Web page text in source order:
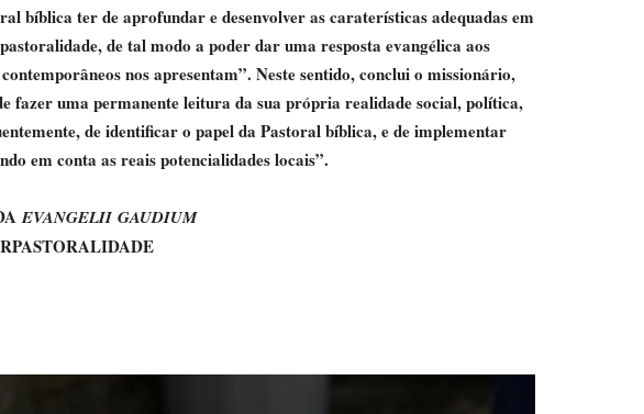
bíblica ter de aprofundar e desenvolver as caraterísticas adequadas em
de tal modo a poder dar uma resposta evangélica aos
nos apresentam”. Neste sentido, conclui o missionário,
fazer uma permanente leitura da sua própria realidade social, política,
de identificar o papel da Pastoral bíblica, e de implementar
em conta as reais potencialidades locais”.
EVANGELII GAUDIUM